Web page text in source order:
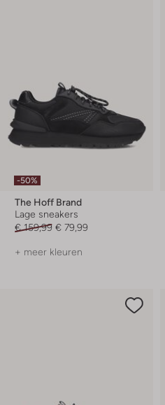
-50%
The Hoff Brand
Lage sneakers
€ 159,99 € 79,99
+ meer kleuren